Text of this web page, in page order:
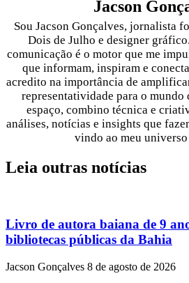
Jacson
Sou Jacson Gonçalves, jornalista
Dois de Julho e designer
comunicação é o motor que me
que informam, inspiram e
acredito na importância de
representatividade para o mundo
espaço, combino técnica e
análises, notícias e insights que
vindo ao meu
Leia outras notícias
Livro de autora baiana de 9
bibliotecas públicas da Bahia
Jacson Gonçalves 8 de agosto de 2026